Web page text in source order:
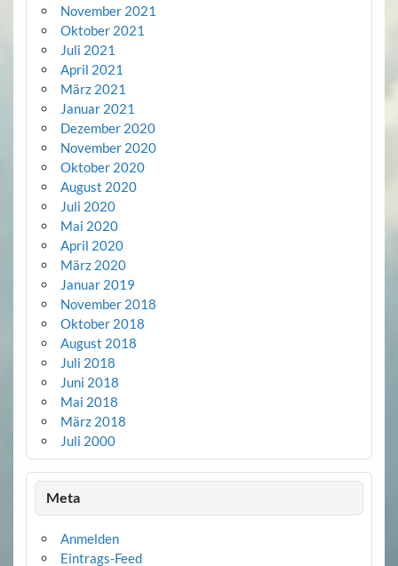
November 2021
Oktober 2021
Juli 2021
April 2021
März 2021
Januar 2021
Dezember 2020
November 2020
Oktober 2020
August 2020
Juli 2020
Mai 2020
April 2020
März 2020
Januar 2019
November 2018
Oktober 2018
August 2018
Juli 2018
Juni 2018
Mai 2018
März 2018
Juli 2000
Meta
Anmelden
Eintrags-Feed